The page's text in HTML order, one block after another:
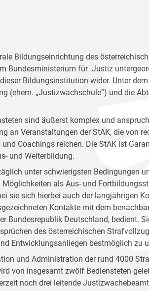
Bildungseinrichtung des
Bundesministerium für Justiz
Bildungsinstitution wider. Unter
(ehem. „Justizwachschule“) und die
sind äußerst komplex und
an Veranstaltungen der StAK, die von
Coachings reichen. Die StAK ist
und Weiterbildung.
unter schwierigsten Bedingungen
als Aus- und
sie sich hierbei auch der langjährigen
Kontakte mit dem
Bundesrepublik Deutschland, bedient.
des österreichischen
Entwicklungsanliegen bestmöglich zu
und Administration der rund 4000
von insgesamt zwölf Bediensteten
noch drei leitende